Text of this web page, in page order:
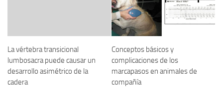
La vértebra transicional
lumbosacra puede causar un
desarrollo asimétrico de la
cadera
Conceptos básicos y
complicaciones de los
marcapasos en animales de
compañía